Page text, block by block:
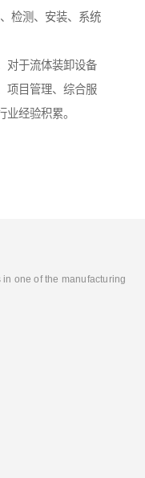
检测、安装、系统
对于流体装卸设备
项目管理、综合服
经验积累。
one of the manufacturing